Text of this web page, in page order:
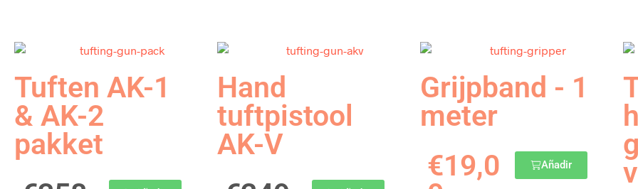
Tuften AK-1
& AK-2
pakket
Hand
tuftpistool
AK-V
Grijpband - 1
meter
€19,0
Añadir